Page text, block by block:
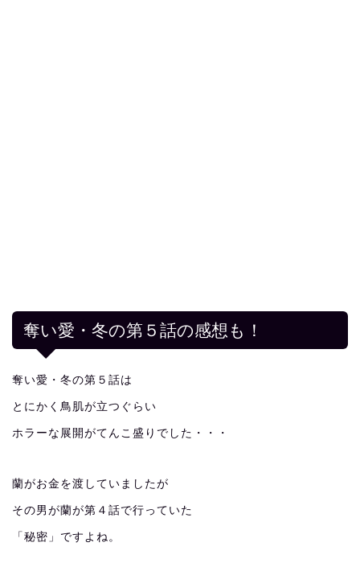
奪い愛・冬の第５話の感想も！
奪い愛・冬の第５話は
とにかく鳥肌が立つぐらい
ホラーな展開がてんこ盛りでした・・・
蘭がお金を渡していましたが
その男が蘭が第４話で行っていた
「秘密」ですよね。